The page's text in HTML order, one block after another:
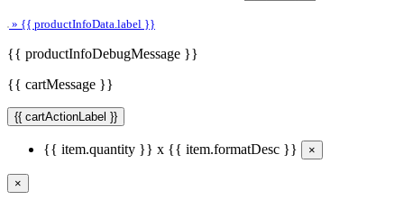
» {{ productInfoData.label }}
{{ productInfoDebugMessage }}
{{ cartMessage }}
{{ cartActionLabel }}
{{ item.quantity }} x {{ item.formatDesc }} ×
×